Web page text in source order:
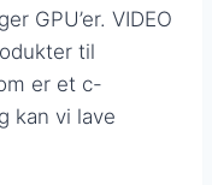
GPU’er. VIDEO
til
er et c-
kan vi lave